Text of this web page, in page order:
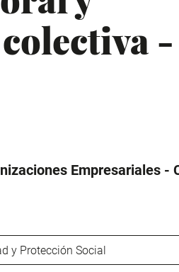
-
Empresariales -
y Protección Social